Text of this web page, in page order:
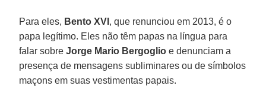
Para eles, Bento XVI , que renunciou em 2013, é o
papa legítimo. Eles não têm papas na língua para
falar sobreJorge Mario Bergoglio e denunciam a
presença de mensagens subliminares ou de símbolos
maçons em suas vestimentas papais.